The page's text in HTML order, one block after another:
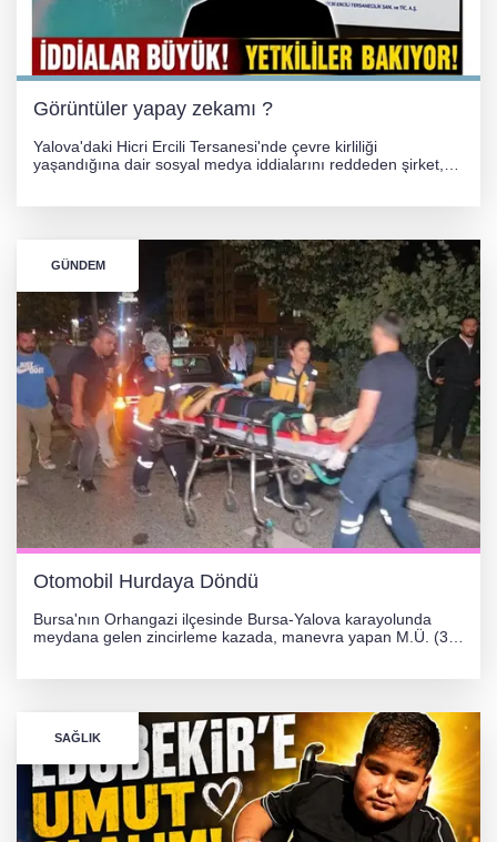
Görüntüler yapay zekamı ?
Yalova'daki Hicri Ercili Tersanesi'nde çevre kirliliği
yaşandığına dair sosyal medya iddialarını reddeden şirket,
GÜNDEM
Otomobil Hurdaya Döndü
Bursa'nın Orhangazi ilçesinde Bursa-Yalova karayolunda
meydana gelen zincirleme kazada, manevra yapan M.Ü. (35)
SAĞLIK